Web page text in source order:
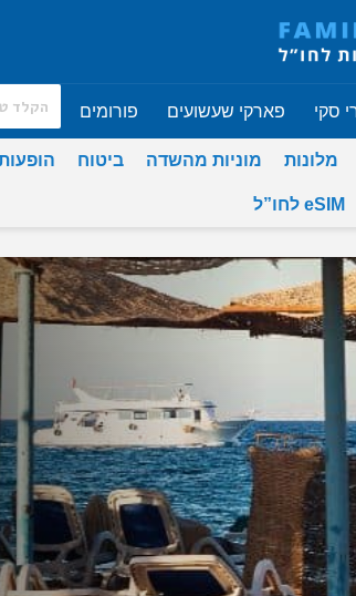
סקי פארקי שעשועים פורומים
מלונות מוניות מהשדה ביטוח
eSIM לחו”ל